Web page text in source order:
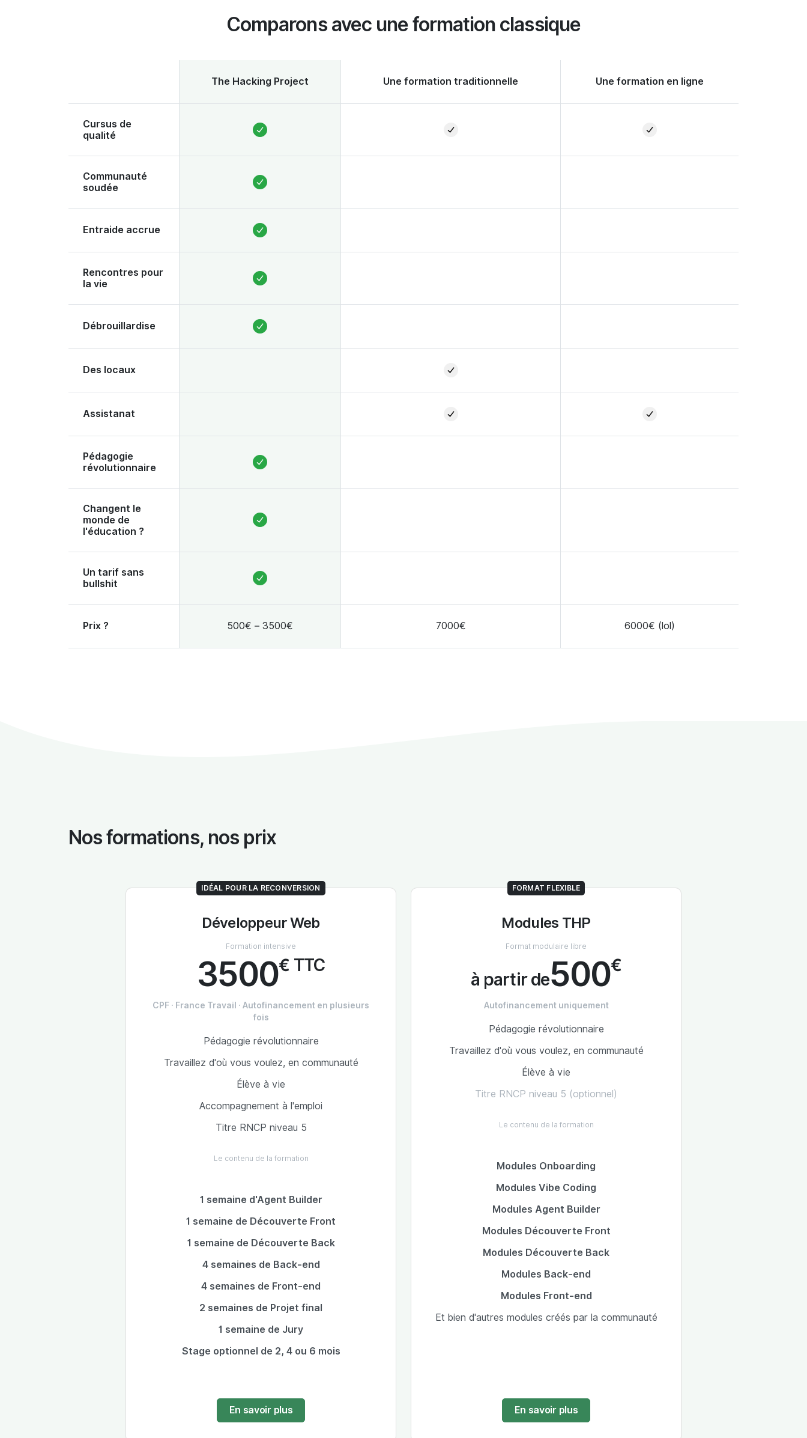
Comparons avec une formation classique
The Hacking Project Une formation traditionnelle Une formation en ligne
Cursus de
qualité
Communauté
soudée
Entraide accrue
Rencontres pour
la vie
Débrouillardise
Des locaux
Assistanat
Pédagogie
révolutionnaire
Changent le
monde de
l'éducation ?
Un tarif sans
bullshit
Prix ? 500€ – 3500€ 7000€ 6000€ (lol)
Nos formations, nos prix
IDÉAL POUR LA RECONVERSION
Développeur Web
Formation intensive
3500€ TTC
CPF · France Travail · Autofinancement en plusieurs
fois
Pédagogie révolutionnaire
Travaillez d'où vous voulez, en communauté
Élève à vie
Accompagnement à l'emploi
Titre RNCP niveau 5
Le contenu de la formation
1 semaine d'Agent Builder
1 semaine de Découverte Front
1 semaine de Découverte Back
4 semaines de Back-end
4 semaines de Front-end
2 semaines de Projet final
1 semaine de Jury
Stage optionnel de 2, 4 ou 6 mois
En savoir plus
FORMAT FLEXIBLE
Modules THP
Format modulaire libre
à partir de500€
Autofinancement uniquement
Pédagogie révolutionnaire
Travaillez d'où vous voulez, en communauté
Élève à vie
Titre RNCP niveau 5 (optionnel)
Le contenu de la formation
Modules Onboarding
Modules Vibe Coding
Modules Agent Builder
Modules Découverte Front
Modules Découverte Back
Modules Back-end
Modules Front-end
Et bien d'autres modules créés par la communauté
En savoir plus